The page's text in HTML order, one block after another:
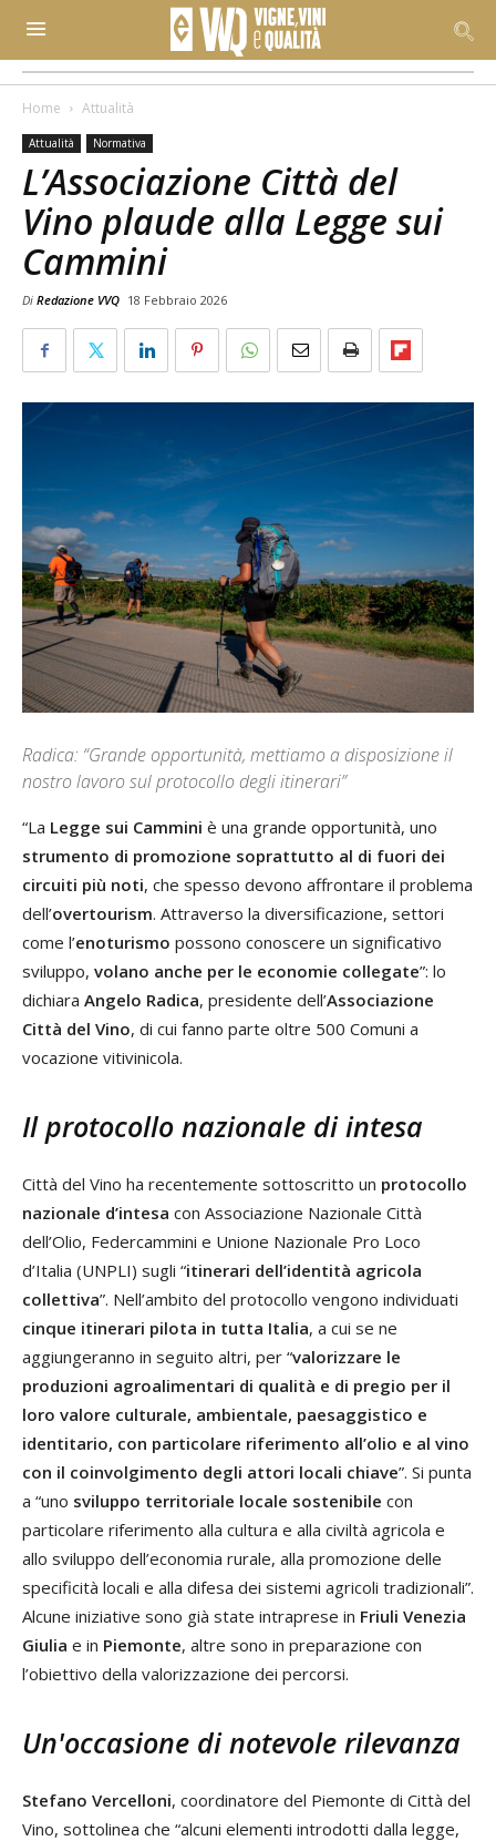
Home Attualità
Attualità Normativa
L’Associazione Città del
Vino plaude alla Legge sui
Cammini
Di Redazione VVQ 18 Febbraio 2026
Radica: “Grande opportunità, mettiamo a disposizione il
nostro lavoro sul protocollo degli itinerari”
“La Legge sui Cammini è una grande opportunità, uno
strumento di promozione soprattutto al di fuori dei
circuiti più noti, che spesso devono affrontare il problema
dell’overtourism. Attraverso la diversificazione, settori
come l’enoturismo possono conoscere un significativo
sviluppo, volano anche per le economie collegate”: lo
dichiara Angelo Radica, presidente dell’Associazione
Città del Vino, di cui fanno parte oltre 500 Comuni a
vocazione vitivinicola.
Il protocollo nazionale di intesa
Città del Vino ha recentemente sottoscritto un protocollo
nazionale d’intesa con Associazione Nazionale Città
dell’Olio, Federcammini e Unione Nazionale Pro Loco
d’Italia (UNPLI) sugli “itinerari dell’identità agricola
collettiva”. Nell’ambito del protocollo vengono individuati
cinque itinerari pilota in tutta Italia, a cui se ne
aggiungeranno in seguito altri, per “valorizzare le
produzioni agroalimentari di qualità e di pregio per il
loro valore culturale, ambientale, paesaggistico e
identitario, con particolare riferimento all’olio e al vino
con il coinvolgimento degli attori locali chiave”. Si punta
a “uno sviluppo territoriale locale sostenibile con
particolare riferimento alla cultura e alla civiltà agricola e
allo sviluppo dell’economia rurale, alla promozione delle
specificità locali e alla difesa dei sistemi agricoli tradizionali”.
Alcune iniziative sono già state intraprese in Friuli Venezia
Giulia e in Piemonte, altre sono in preparazione con
l’obiettivo della valorizzazione dei percorsi.
Un'occasione di notevole rilevanza
Stefano Vercelloni, coordinatore del Piemonte di Città del
Vino, sottolinea che “alcuni elementi introdotti dalla legge,